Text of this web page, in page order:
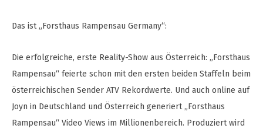
Das ist „Forsthaus Rampensau Germany“:
Die erfolgreiche, erste Reality-Show aus Österreich: „Forsthaus
Rampensau“ feierte schon mit den ersten beiden Staffeln beim
österreichischen Sender ATV Rekordwerte. Und auch online auf
Joyn in Deutschland und Österreich generiert „Forsthaus
Rampensau“ Video Views im Millionenbereich. Produziert wird